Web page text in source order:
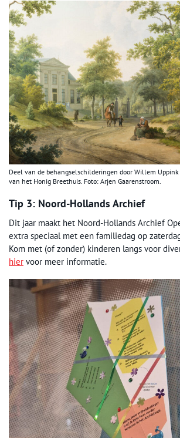
Deel van de behangselschilderingen door Willem
van het Honig Breethuis. Foto: Arjen Gaarenstroom.
Tip 3: Noord-Hollands Archief
Dit jaar maakt het Noord-Hollands Archief
extra speciaal met een familiedag op
Kom met (of zonder) kinderen langs voor
hier voor meer informatie.